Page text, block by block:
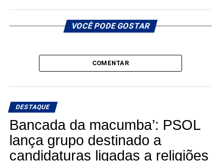
VOCÊ PODE GOSTAR
COMENTAR
DESTAQUE
Bancada da macumba’: PSOL
lança grupo destinado a
candidaturas ligadas a religiões